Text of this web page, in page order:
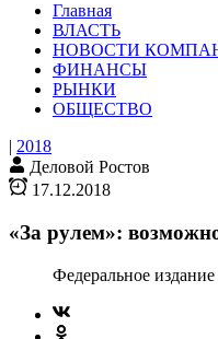
Главная
ВЛАСТЬ
НОВОСТИ
ФИНАНСЫ
РЫНКИ
ОБЩЕСТВО
| 2018
Деловой Ростов
17.12.2018
«За рулем»:
Федеральное